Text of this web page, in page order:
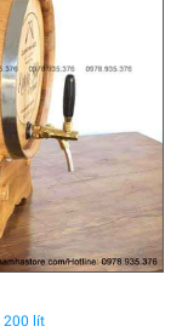
200 lít